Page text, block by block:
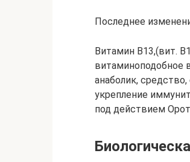
Последнее
Витамин В13,(вит.
витаминоподобное
анаболик,
укрепление
под действием